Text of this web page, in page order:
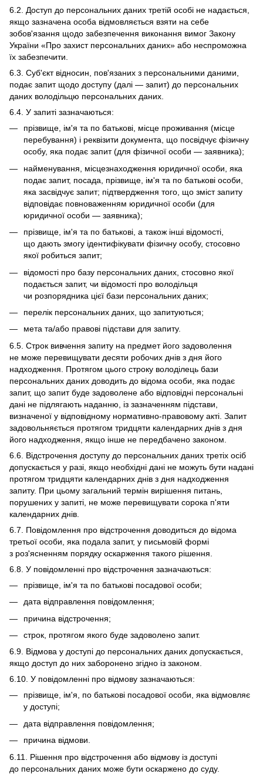
6.2. Доступ до персональних даних третій особі не надається,
якщо зазначена особа відмовляється взяти на себе
зобов'язання щодо забезпечення виконання вимог Закону
України «Про захист персональних даних» або неспроможна
їх забезпечити.
6.3. Суб'єкт відносин, пов'язаних з персональними даними,
подає запит щодо доступу (далі — запит) до персональних
даних володільцю персональних даних.
6.4. У запиті зазначаються:
прізвище, ім'я та по батькові, місце проживання (місце
перебування) і реквізити документа, що посвідчує фізичну
особу, яка подає запит (для фізичної особи — заявника);
найменування, місцезнаходження юридичної особи, яка
подає запит, посада, прізвище, ім'я та по батькові особи,
яка засвідчує запит; підтвердження того, що зміст запиту
відповідає повноваженням юридичної особи (для
юридичної особи — заявника);
прізвище, ім'я та по батькові, а також інші відомості,
що дають змогу ідентифікувати фізичну особу, стосовно
якої робиться запит;
відомості про базу персональних даних, стосовно якої
подається запит, чи відомості про володільця
чи розпорядника цієї бази персональних даних;
перелік персональних даних, що запитуються;
мета та/або правові підстави для запиту.
6.5. Строк вивчення запиту на предмет його задоволення
не може перевищувати десяти робочих днів з дня його
надходження. Протягом цього строку володілець бази
персональних даних доводить до відома особи, яка подає
запит, що запит буде задоволене або відповідні персональні
дані не підлягають наданню, із зазначенням підстави,
визначеної у відповідному нормативно-правовому акті. Запит
задовольняється протягом тридцяти календарних днів з дня
його надходження, якщо інше не передбачено законом.
6.6. Відстрочення доступу до персональних даних третіх осіб
допускається у разі, якщо необхідні дані не можуть бути надані
протягом тридцяти календарних днів з дня надходження
запиту. При цьому загальний термін вирішення питань,
порушених у запиті, не може перевищувати сорока п'яти
календарних днів.
6.7. Повідомлення про відстрочення доводиться до відома
третьої особи, яка подала запит, у письмовій формі
з роз'ясненням порядку оскарження такого рішення.
6.8. У повідомленні про відстрочення зазначаються:
прізвище, ім'я та по батькові посадової особи;
дата відправлення повідомлення;
причина відстрочення;
строк, протягом якого буде задоволено запит.
6.9. Відмова у доступі до персональних даних допускається,
якщо доступ до них заборонено згідно із законом.
6.10. У повідомленні про відмову зазначаються:
прізвище, ім'я, по батькові посадової особи, яка відмовляє
у доступі;
дата відправлення повідомлення;
причина відмови.
6.11. Рішення про відстрочення або відмову із доступі
до персональних даних може бути оскаржено до суду.